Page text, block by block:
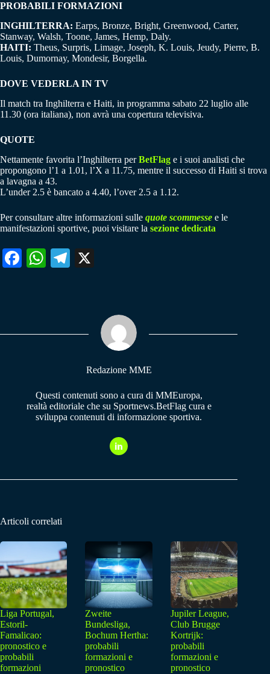
PROBABILI FORMAZIONI
INGHILTERRA: Earps, Bronze, Bright, Greenwood, Carter,
Stanway, Walsh, Toone, James, Hemp, Daly.
HAITI: Theus, Surpris, Limage, Joseph, K. Louis, Jeudy, Pierre, B.
Louis, Dumornay, Mondesir, Borgella.
DOVE VEDERLA IN TV
Il match tra Inghilterra e Haiti, in programma sabato 22 luglio alle
11.30 (ora italiana), non avrà una copertura televisiva.
QUOTE
Nettamente favorita l’Inghilterra perBetFlag e i suoi analisti che
propongono l’1 a 1.01, l’X a 11.75, mentre il successo di Haiti si trova
a lavagna a 43.
L’under 2.5 è bancato a 4.40, l’over 2.5 a 1.12.
Per consultare altre informazioni sulle quote scommesse e le
manifestazioni sportive, puoi visitare la sezione dedicata
Fa W
pp
Te
m
Redazione MME
Questi contenuti sono a cura di MMEuropa,
realtà editoriale che su Sportnews.BetFlag cura e
sviluppa contenuti di informazione sportiva.
Articoli correlati
Liga Portugal,
Estoril-
Famalicao:
pronostico e
probabili
formazioni
Zweite
Bundesliga,
Bochum Hertha:
probabili
formazioni e
pronostico
Jupiler League,
Club Brugge
Kortrijk:
probabili
formazioni e
pronostico